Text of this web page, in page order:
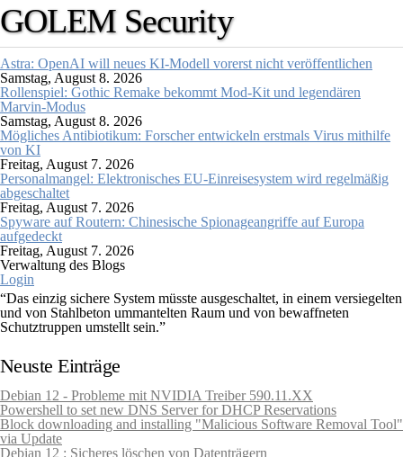
GOLEM Security
Astra: OpenAI will neues KI-Modell vorerst nicht veröffentlichen
Samstag, August 8. 2026
Rollenspiel: Gothic Remake bekommt Mod-Kit und legendären
Marvin-Modus
Samstag, August 8. 2026
Mögliches Antibiotikum: Forscher entwickeln erstmals Virus mithilfe
von KI
Freitag, August 7. 2026
Personalmangel: Elektronisches EU-Einreisesystem wird regelmäßig
abgeschaltet
Freitag, August 7. 2026
Spyware auf Routern: Chinesische Spionageangriffe auf Europa
aufgedeckt
Freitag, August 7. 2026
Verwaltung des Blogs
Login
“Das einzig sichere System müsste ausgeschaltet, in einem versiegelten
und von Stahlbeton ummantelten Raum und von bewaffneten
Schutztruppen umstellt sein.”
Neuste Einträge
Debian 12 - Probleme mit NVIDIA Treiber 590.11.XX
Powershell to set new DNS Server for DHCP Reservations
Block downloading and installing "Malicious Software Removal Tool"
via Update
Debian 12 : Sicheres löschen von Datenträgern